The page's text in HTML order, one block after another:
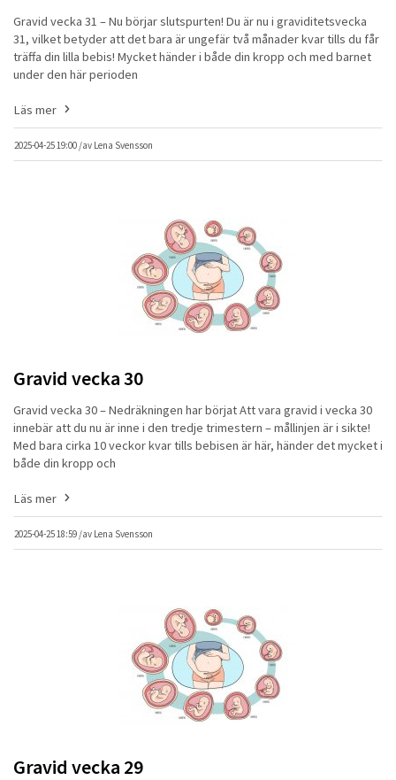
Gravid vecka 31 – Nu börjar slutspurten! Du är nu i graviditetsvecka
31, vilket betyder att det bara är ungefär två månader kvar tills du får
träffa din lilla bebis! Mycket händer i både din kropp och med barnet
under den här perioden
2025-04-25 19:00 /av Lena Svensson
Läs mer
Gravid vecka 30
Gravid vecka 30 – Nedräkningen har börjat Att vara gravid i vecka 30
innebär att du nu är inne i den tredje trimestern – mållinjen är i sikte!
Med bara cirka 10 veckor kvar tills bebisen är här, händer det mycket i
både din kropp och
2025-04-25 18:59 /av Lena Svensson
Läs mer
Gravid vecka 29